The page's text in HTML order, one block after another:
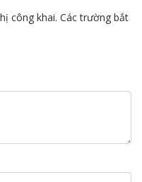
công khai. Các trường bắt